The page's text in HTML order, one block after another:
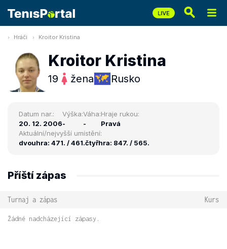
Hráči Kroitor Kristina
Kroitor Kristina
19 žena Rusko
Datum nar.:
20. 12. 2006
Výška:
-
Váha:
-
Hraje rukou:
Pravá
Aktuální/nejvyšší umístění:
dvouhra: 471. / 461.čtyřhra: 847. / 565.
Příští zápas
Turnaj a zápas Kurs
Žádné nadcházející zápasy.